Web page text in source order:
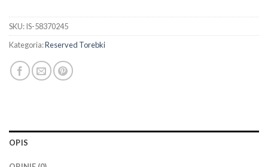
SKU:IS-58370245
Kategoria:Reserved Torebki
OPIS